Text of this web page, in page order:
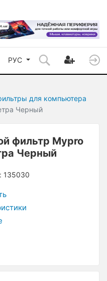
РУС
для компьютера
Черный
фильтр Mypro
Черный
135030